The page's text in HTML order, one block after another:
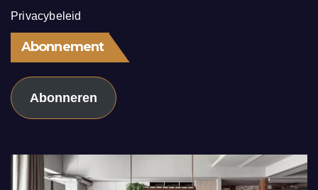
Privacybeleid
Abonnement
Abonneren